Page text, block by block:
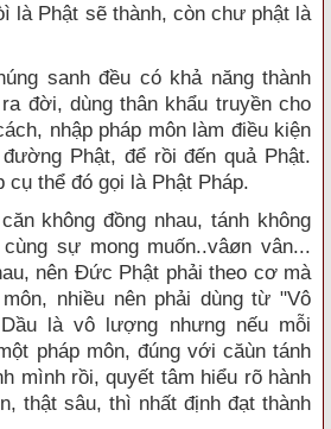
là Phật sẽ thành, còn chư phật là
sanh đều có khả năng thành
đời, dùng thân khẩu truyền cho
nhập pháp môn làm điều kiện
Phật, để rồi đến quả Phật.
cụ thể đó gọi là Phật Pháp.
không đồng nhau, tánh không
sự mong muốn..vâøn vân...
nên Đức Phật phải theo cơ mà
nhiều nên phải dùng từ "Vô
là vô lượng nhưng nếu mỗi
pháp môn, đúng với căùn tánh
mình rồi, quyết tâm hiểu rõ hành
thật sâu, thì nhất định đạt thành